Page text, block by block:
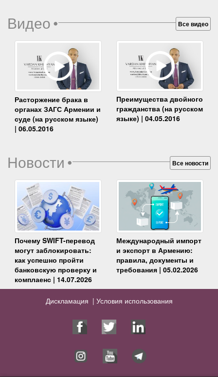
Видео• Все видео
Расторжение брака в
органах ЗАГС Армении и
суде (на русском языке)
| 06.05.2016
Преимущества двойного
гражданства (на русском
языке) | 04.05.2016
Новости• Все новости
Почему SWIFT-перевод
могут заблокировать:
как успешно пройти
банковскую проверку и
комплаенс | 14.07.2026
Международный импорт
и экспорт в Армению:
правила, документы и
требования | 05.02.2026
Дискламация | Условия использования